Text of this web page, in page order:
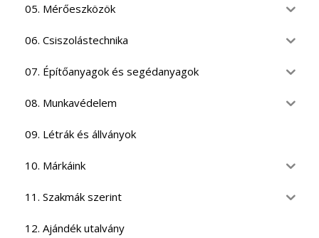
05. Mérőeszközök
06. Csiszolástechnika
07. Építőanyagok és segédanyagok
08. Munkavédelem
09. Létrák és állványok
10. Márkáink
11. Szakmák szerint
12. Ajándék utalvány